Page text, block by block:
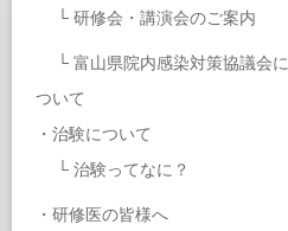
└ 研修会・講演会のご案内
└ 富山県院内感染対策協議会に
ついて
・ 治験について
└ 治験ってなに？
・ 研修医の皆様へ